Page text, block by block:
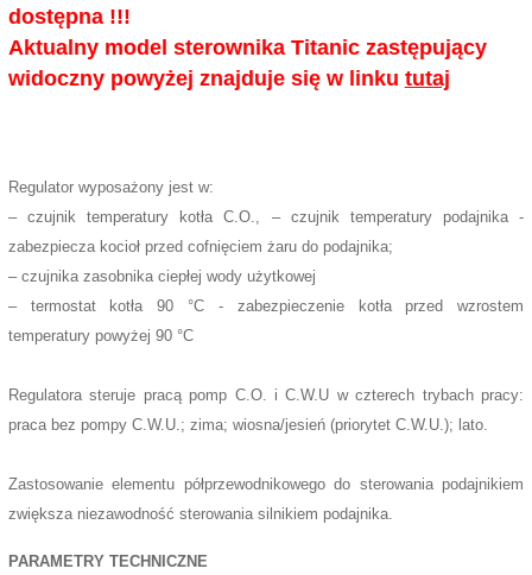
dostępna !!!
Aktualny model sterownika Titanic zastępujący
widoczny powyżej znajduje się w linku tutaj
Regulator wyposażony jest w:
– czujnik temperatury kotła C.O., – czujnik temperatury podajnika -
zabezpiecza kocioł przed cofnięciem żaru do podajnika;
– czujnika zasobnika ciepłej wody użytkowej
– termostat kotła 90 °C - zabezpieczenie kotła przed wzrostem
temperatury powyżej 90 °C
Regulatora steruje pracą pomp C.O. i C.W.U w czterech trybach pracy:
praca bez pompy C.W.U.; zima; wiosna/jesień (priorytet C.W.U.); lato.
Zastosowanie elementu półprzewodnikowego do sterowania podajnikiem
zwiększa niezawodność sterowania silnikiem podajnika.
PARAMETRY TECHNICZNE